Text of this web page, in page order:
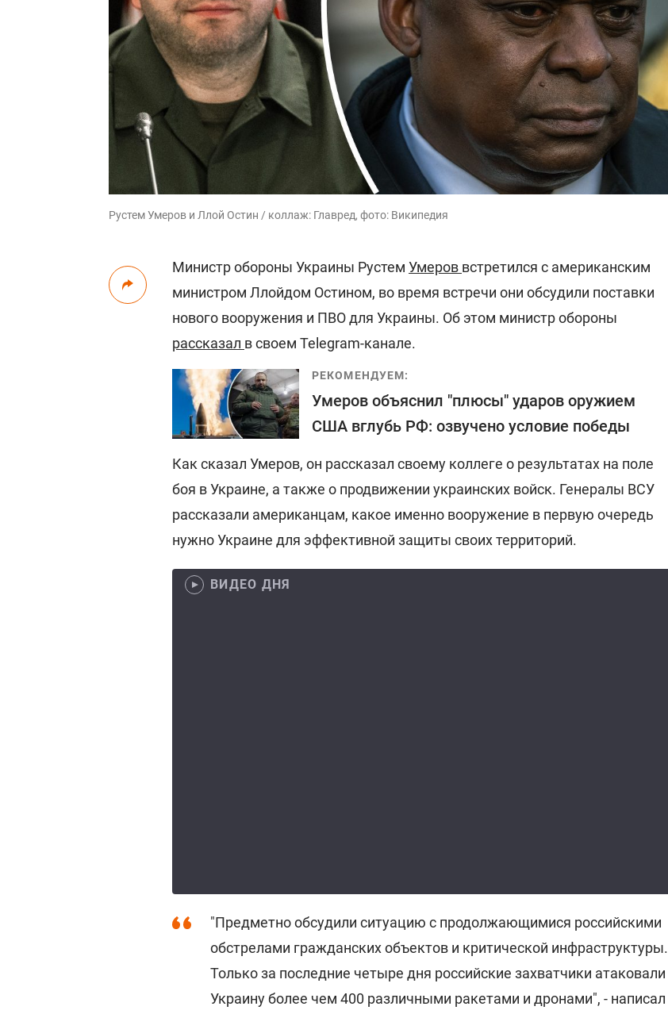
Рустем Умеров и Ллой Остин / коллаж: Главред, фото: Википедия
Министр обороны Украины Рустем Умеров встретился с американским
министром Ллойдом Остином, во время встречи они обсудили поставки
нового вооружения и ПВО для Украины. Об этом министр обороны
рассказал в своем Telegram-канале.
РЕКОМЕНДУЕМ:
Умеров объяснил "плюсы" ударов оружием
США вглубь РФ: озвучено условие победы
Как сказал Умеров, он рассказал своему коллеге о результатах на поле
боя в Украине, а также о продвижении украинских войск. Генералы ВСУ
рассказали американцам, какое именно вооружение в первую очередь
нужно Украине для эффективной защиты своих территорий.
ВИДЕО ДНЯ
"Предметно обсудили ситуацию с продолжающимися российскими
обстрелами гражданских объектов и критической инфраструктуры.
Только за последние четыре дня российские захватчики атаковали
Украину более чем 400 различными ракетами и дронами", - написал